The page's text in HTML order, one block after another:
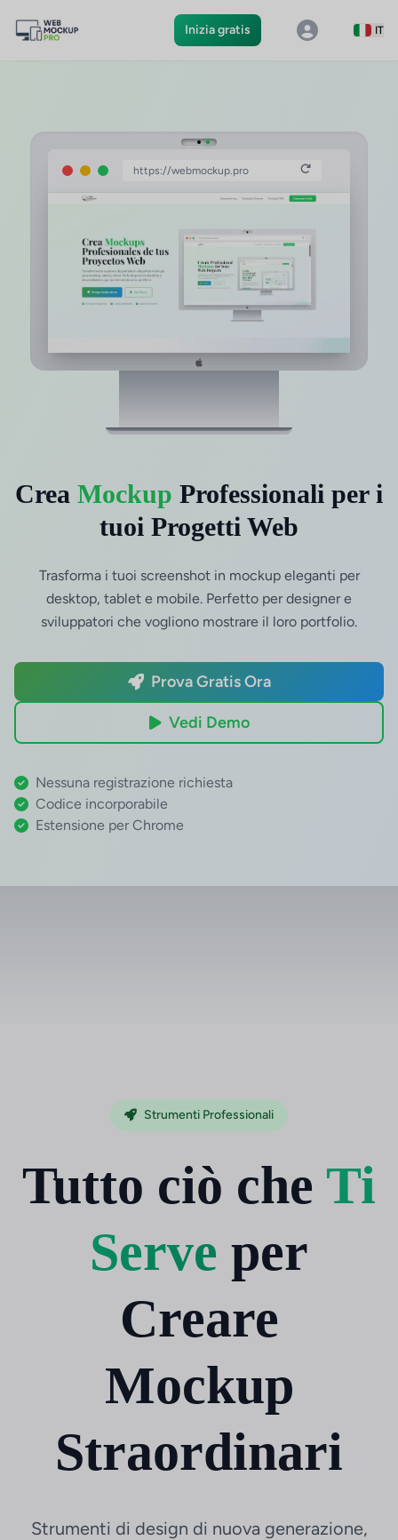
Inizia gratis IT
Crea Mockup Professionali per i
tuoi Progetti Web
Trasforma i tuoi screenshot in mockup eleganti per
desktop, tablet e mobile. Perfetto per designer e
sviluppatori che vogliono mostrare il loro portfolio.
Prova Gratis Ora
Vedi Demo
Nessuna registrazione richiesta
Codice incorporabile
Estensione per Chrome
https://webmockup.pro
Strumenti Professionali
Tutto ciò che Ti
Serve per
Creare
Mockup
Straordinari
Strumenti di design di nuova generazione,